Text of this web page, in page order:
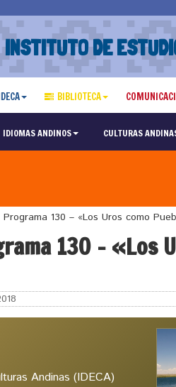
INSTITUTO DE
BIBLIOTECA
IDIOMAS ANDINOS CULTURAS
Programa 130 – «Los Uros como
130 – «Los
Andinas (IDECA)